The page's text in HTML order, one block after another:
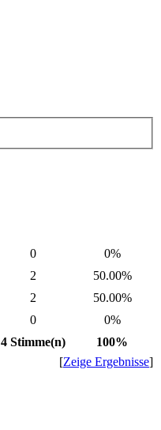
0
0%
2
50.00%
2
50.00%
0
0%
4 Stimme(n)
100%
[Zeige Ergebnisse]